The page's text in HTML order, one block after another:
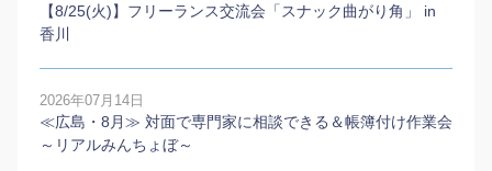
【8/25(火)】フリーランス交流会「スナック曲がり角」 in
香川
2026年07月14日
≪広島・8月≫ 対面で専門家に相談できる＆帳簿付け作業会
～リアルみんちょぼ～